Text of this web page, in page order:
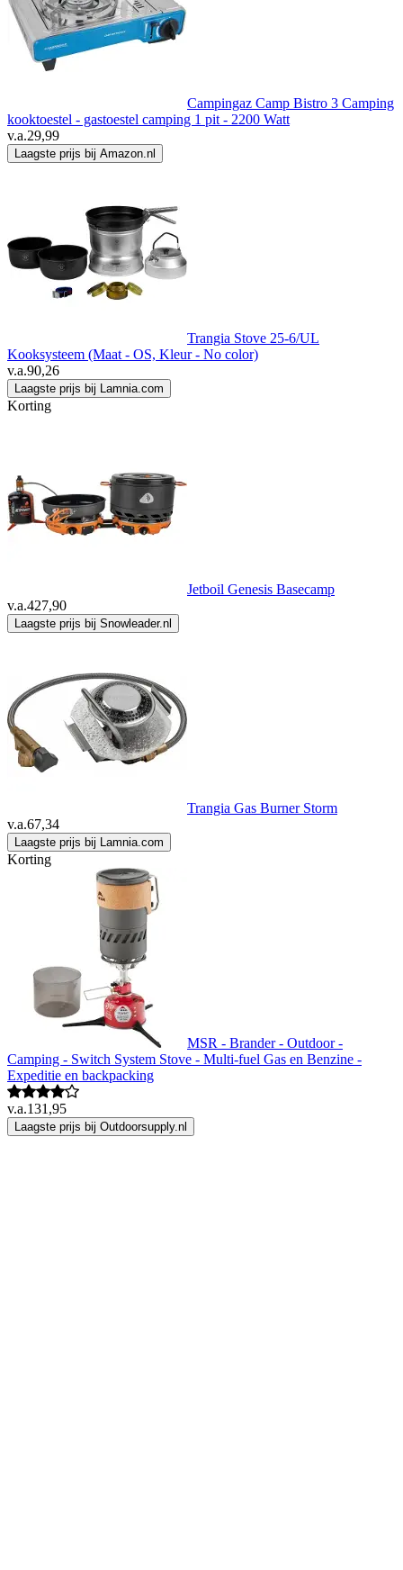
Campingaz Camp Bistro 3 Camping
kooktoestel - gastoestel camping 1 pit - 2200 Watt
v.a.29,99
Laagste prijs bij Amazon.nl
Trangia Stove 25-6/UL
Kooksysteem (Maat - OS, Kleur - No color)
v.a.90,26
Laagste prijs bij Lamnia.com
Korting
Jetboil Genesis Basecamp
v.a.427,90
Laagste prijs bij Snowleader.nl
Trangia Gas Burner Storm
v.a.67,34
Laagste prijs bij Lamnia.com
Korting
MSR - Brander - Outdoor -
Camping - Switch System Stove - Multi-fuel Gas en Benzine -
Expeditie en backpacking
v.a.131,95
Laagste prijs bij Outdoorsupply.nl